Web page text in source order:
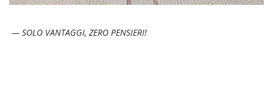
— SOLO VANTAGGI, ZERO PENSIERI!